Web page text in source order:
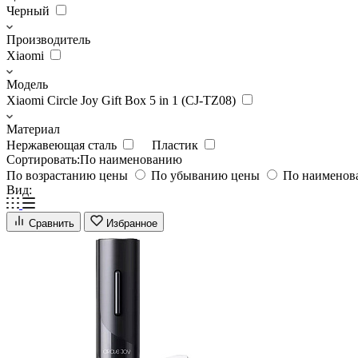
Черный
Производитель
Xiaomi
Модель
Xiaomi Circle Joy Gift Box 5 in 1 (CJ-TZ08)
Материал
Нержавеющая сталь
Пластик
Сортировать:По наименованию
По возрастанию цены
По убыванию цены
По
Вид:
Сравнить Избранное